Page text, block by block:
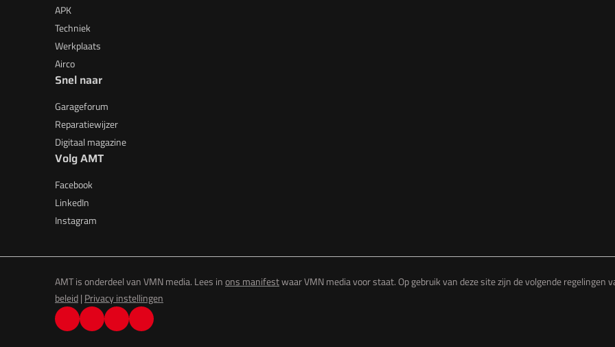
APK
Techniek
Werkplaats
Airco
Snel naar
Garageforum
Reparatiewijzer
Digitaal magazine
Volg AMT
Facebook
LinkedIn
Instagram
AMT is onderdeel van VMN media. Lees inons manifestwaar VMN media voor staat. Op gebruik van deze site zijn de volgende regelingen
beleid| Privacy instellingen